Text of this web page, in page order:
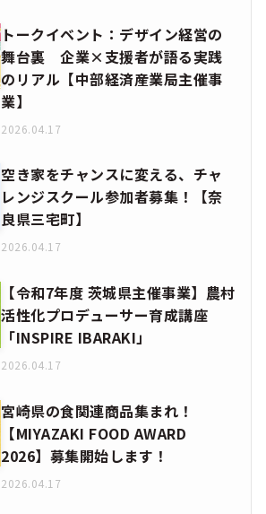
トークイベント：デザイン経営の
舞台裏 企業×支援者が語る実践
のリアル【中部経済産業局主催事
業】
2026.04.17
空き家をチャンスに変える、チャ
レンジスクール参加者募集！【奈
良県三宅町】
2026.04.17
【令和7年度 茨城県主催事業】農村
活性化プロデューサー育成講座
「INSPIRE IBARAKI」
2026.04.17
宮崎県の食関連商品集まれ！
【MIYAZAKI FOOD AWARD
2026】募集開始します！
2026.04.17